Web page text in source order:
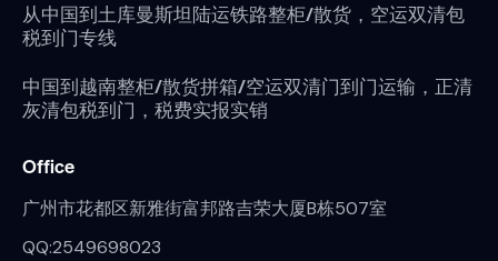
从中国到土库曼斯坦陆运铁路整柜/散货，空运双清包
税到门专线
中国到越南整柜/散货拼箱/空运双清门到门运输，正清
灰清包税到门，税费实报实销
Office
广州市花都区新雅街富邦路吉荣大厦B栋507室
QQ:2549698023